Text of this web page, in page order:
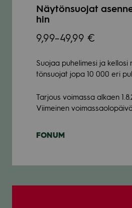
Näy­tön­suo­jat
hin
9,99–49,99 €
Suo­jaa puhe­li­mesi ja
tön­suo­jat jopa 10 000 eri
Tar­jous voi­massa alkaen
Vii­mei­nen voi­mas­sao­lo­päivä
FONUM